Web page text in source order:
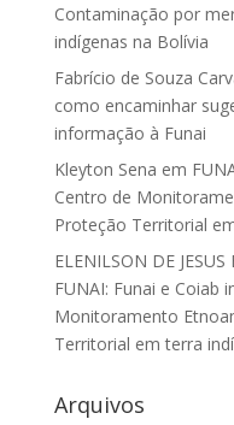
Contaminação por
indígenas na Bolívia
Fabrício de Souza
como encaminhar
informação à Funai
Kleyton Sena em
Centro de
Proteção Territorial
ELENILSON DE
FUNAI: Funai e Coiab
Monitoramento
Territorial em terra
Arquivos